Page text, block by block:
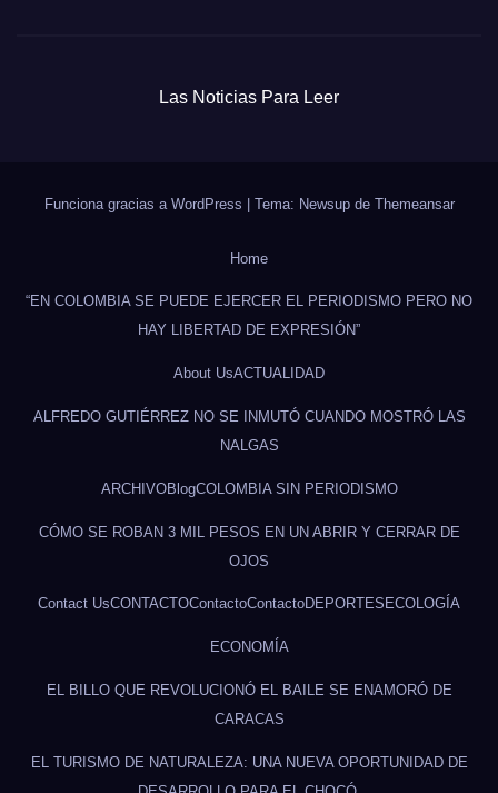
Las Noticias Para Leer
Funciona gracias a WordPress Tema: Newsup de Themeansar
Home
“EN COLOMBIA SE PUEDE EJERCER EL PERIODISMO PERO NO
HAY LIBERTAD DE EXPRESIÓN”
About UsACTUALIDAD
ALFREDO GUTIÉRREZ NO SE INMUTÓ CUANDO MOSTRÓ LAS
NALGAS
ARCHIVOBlogCOLOMBIA SIN PERIODISMO
CÓMO SE ROBAN 3 MIL PESOS EN UN ABRIR Y CERRAR DE
OJOS
Contact UsCONTACTOContactoContactoDEPORTES ECOLOGÍA
ECONOMÍA
EL BILLO QUE REVOLUCIONÓ EL BAILE SE ENAMORÓ DE
CARACAS
EL TURISMO DE NATURALEZA: UNA NUEVA OPORTUNIDAD DE